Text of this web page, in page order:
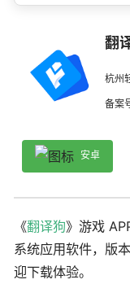
翻
杭州
备案
安卓
《翻译狗》游戏
系统应用软件，版
迎下载体验。